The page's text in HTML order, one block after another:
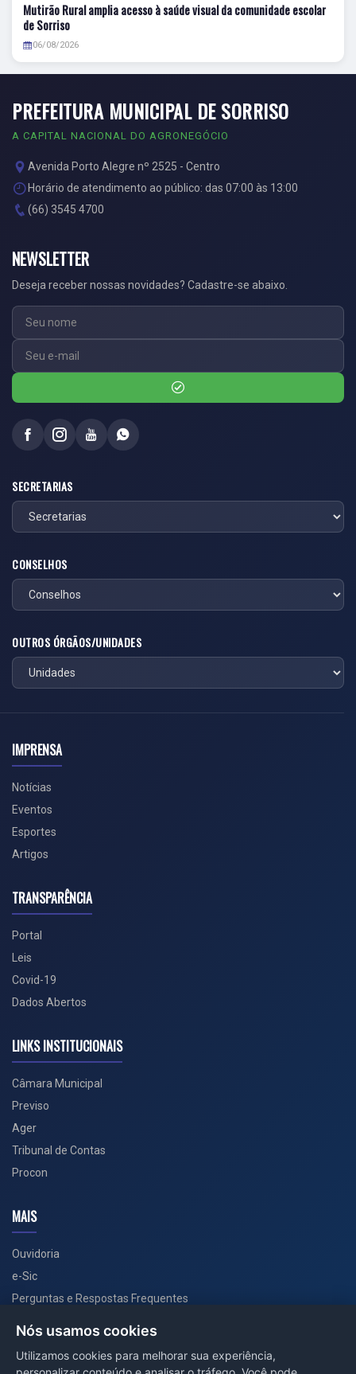
Mutirão Rural amplia acesso à saúde visual da comunidade escolar
de Sorriso
06/08/2026
PREFEITURA MUNICIPAL DE SORRISO
A CAPITAL NACIONAL DO AGRONEGÓCIO
Avenida Porto Alegre nº 2525 - Centro
Horário de atendimento ao público: das 07:00 às 13:00
(66) 3545 4700
NEWSLETTER
Deseja receber nossas novidades? Cadastre-se abaixo.
SECRETARIAS
CONSELHOS
OUTROS ÓRGÃOS/UNIDADES
IMPRENSA
Notícias
Eventos
Esportes
Artigos
TRANSPARÊNCIA
Portal
Leis
Covid-19
Dados Abertos
LINKS INSTITUCIONAIS
Câmara Municipal
Previso
Ager
Tribunal de Contas
Procon
MAIS
Ouvidoria
e-Sic
Perguntas e Respostas Frequentes
Nós usamos cookies
Utilizamos cookies para melhorar sua experiência,